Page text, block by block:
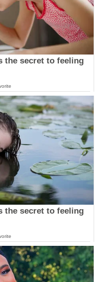
the secret to feeling
the secret to feeling